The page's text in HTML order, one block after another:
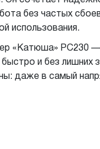
без частых
использования.
«Катюша» PC230
и без лишних
даже в самый